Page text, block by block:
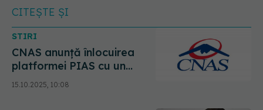
CITEȘTE ȘI
STIRI
CNAS anunță înlocuirea
platformei PIAS cu un
sistem modern și sigur
15.10.2025, 10:08